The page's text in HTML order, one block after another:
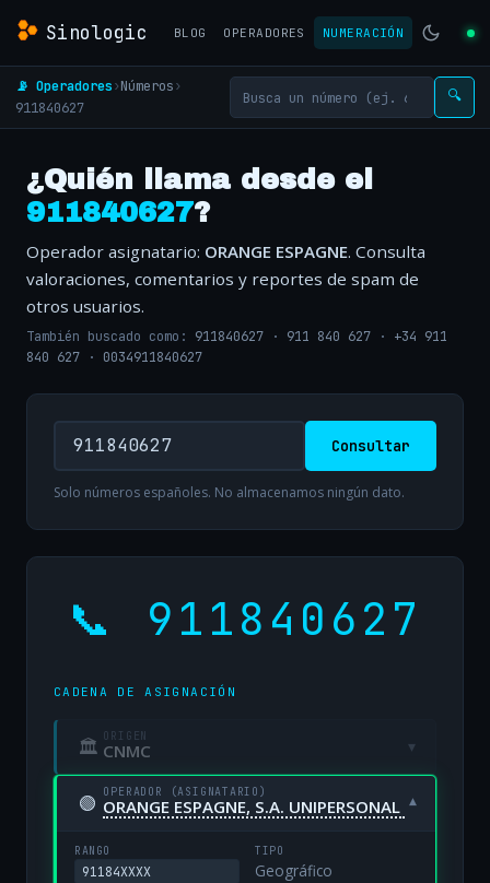
Sinologic BLOG OPERADORES NUMERACIÓN
📡 Operadores›Números›
911840627
🔍
¿Quién llama desde el
911840627?
Operador asignatario: ORANGE ESPAGNE. Consulta
valoraciones, comentarios y reportes de spam de
otros usuarios.
También buscado como: 911840627 · 911 840 627 · +34 911
840 627 · 0034911840627
Consultar
Solo números españoles. No almacenamos ningún dato.
📞 911840627
CADENA DE ASIGNACIÓN
🏛 ORIGEN
CNMC ▾
🟢 OPERADOR (ASIGNATARIO)
ORANGE ESPAGNE, S.A. UNIPERSONAL ▾
RANGO
91184XXXX
TIPO
Geográfico